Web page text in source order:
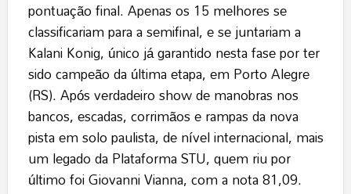
pontuação final. Apenas os 15 melhores se
classificariam para a semifinal, e se juntariam a
Kalani Konig, único já garantido nesta fase por ter
sido campeão da última etapa, em Porto Alegre
(RS). Após verdadeiro show de manobras nos
bancos, escadas, corrimãos e rampas da nova
pista em solo paulista, de nível internacional, mais
um legado da Plataforma STU, quem riu por
último foi Giovanni Vianna, com a nota 81,09.